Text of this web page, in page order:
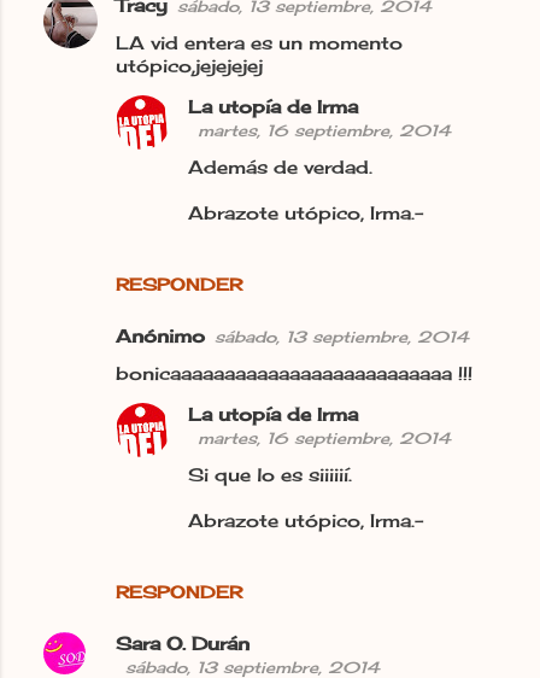
C
o
Tracy sábado, 13 septiembre, 2014
LA vid entera es un momento
utópico,jejejejej
RESPONDER
La utopía de Irma
martes, 16 septiembre, 2014
Además de verdad.
Abrazote utópico, Irma.-
Anónimo sábado, 13 septiembre, 2014
bonicaaaaaaaaaaaaaaaaaaaaaaaaaa !!!
RESPONDER
La utopía de Irma
martes, 16 septiembre, 2014
Si que lo es siiiiií.
Abrazote utópico, Irma.-
Sara O. Durán
sábado, 13 septiembre, 2014